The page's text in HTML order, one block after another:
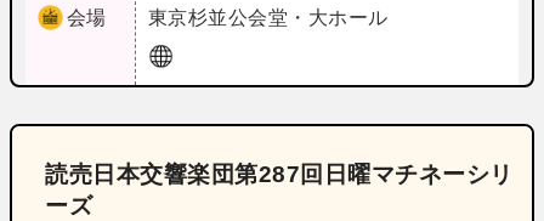
会場 東京杉並公会堂・大ホール
読売日本交響楽団第287回日曜マチネーシリ
ーズ